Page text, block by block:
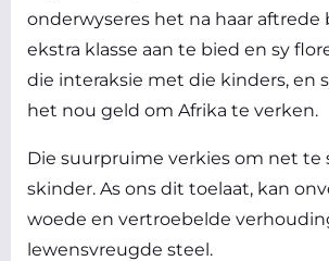
onderwyseres het na haar aftrede
ekstra klasse aan te bied en sy
die interaksie met die kinders, en
het nou geld om Afrika te verken.
Die suurpruime verkies om net te
skinder. As ons dit toelaat, kan
woede en vertroebelde
lewensvreugde steel.